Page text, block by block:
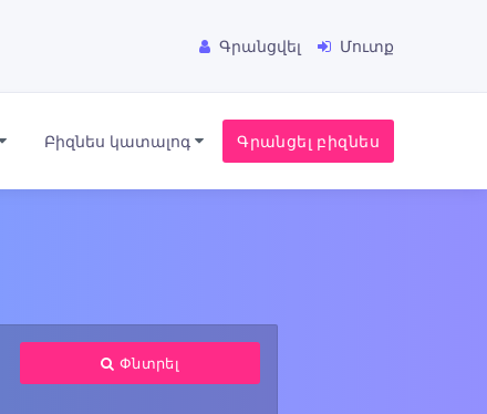
Գրանցվել Մուտք
Բիզնես կատալոգ Գրանցել բիզնես
Փնտրել